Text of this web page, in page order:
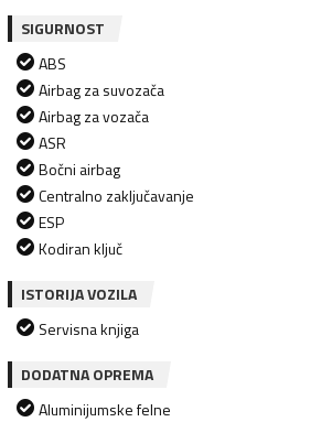
SIGURNOST
ABS
Airbag za suvozača
Airbag za vozača
ASR
Bočni airbag
Centralno zaključavanje
ESP
Kodiran ključ
ISTORIJA VOZILA
Servisna knjiga
DODATNA OPREMA
Aluminijumske felne